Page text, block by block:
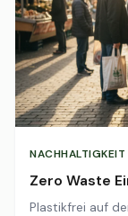
NACHHALTIGKEIT
Zero Waste
Plastikfrei auf